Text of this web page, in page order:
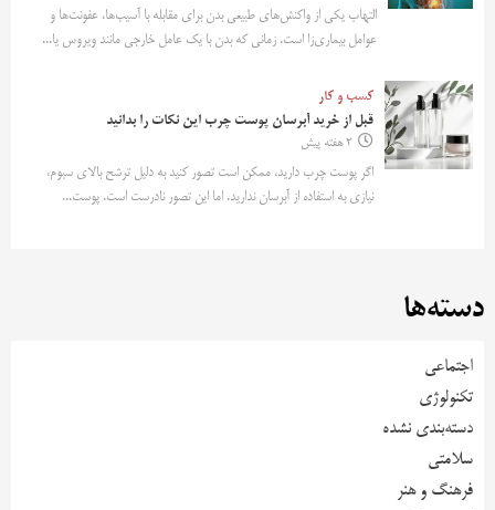
التهاب یکی از واکنش‌های طبیعی بدن برای مقابله با آسیب‌ها، عفونت‌ها و
عوامل بیماری‌زا است. زمانی که بدن با یک عامل خارجی مانند ویروس یا...
کسب و کار
قبل از خرید آبرسان پوست چرب این نکات را بدانید
2 هفته پیش
اگر پوست چرب دارید، ممکن است تصور کنید به دلیل ترشح بالای سبوم،
نیازی به استفاده از آبرسان ندارید. اما این تصور نادرست است. پوست...
دسته‌ها
اجتماعی
تکنولوژی
دسته‌بندی نشده
سلامتی
فرهنگ و هنر